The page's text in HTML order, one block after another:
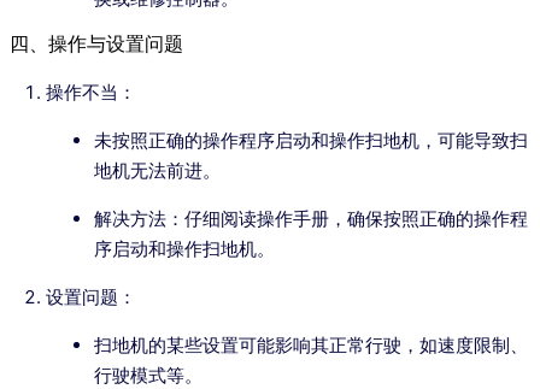
四、操作与设置问题
操作不当：
未按照正确的操作程序启动和操作扫地机，可能导致扫
地机无法前进。
解决方法：仔细阅读操作手册，确保按照正确的操作程
序启动和操作扫地机。
设置问题：
扫地机的某些设置可能影响其正常行驶，如速度限制、
行驶模式等。